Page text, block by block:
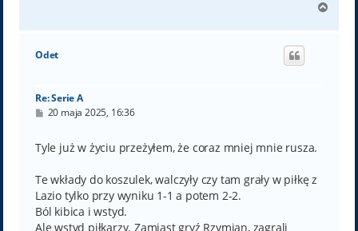
g
Odet
Re: Serie A
P
t
20 maja 2025, 16:36
Tyle już w życiu przeżyłem, że coraz mniej mnie rusza.
Te wkłady do koszulek, walczyły czy tam grały w piłkę z
Lazio tylko przy wyniku 1-1 a potem 2-2.
Ból kibica i wstyd.
Ale wstyd piłkarzy. Zamiast gryź Rzymian, zagrali